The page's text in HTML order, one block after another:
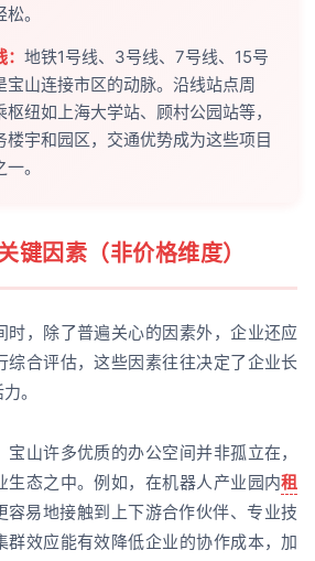
。
地铁1号线、3号线、7号线、15号
宝山连接市区的动脉。沿线站点周
纽如上海大学站、顾村公园站等，
楼宇和园区，交通优势成为这些项目
。
键因素（非价格维度）
时，除了普遍关心的因素外，企业还应
综合评估，这些因素往往决定了企业长
。
宝山许多优质的办公空间并非孤立在，
生态之中。例如，在机器人产业园内租
容易地接触到上下游合作伙伴、专业技
群效应能有效降低企业的协作成本，加